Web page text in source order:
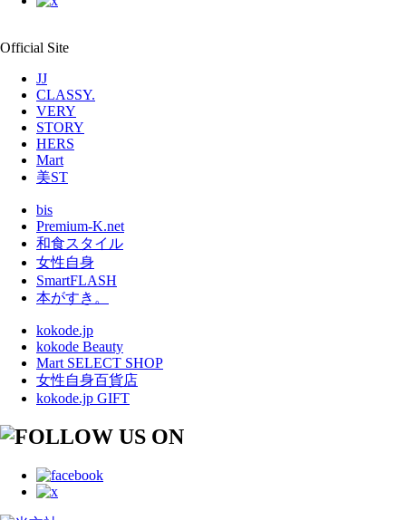
Official Site
JJ
CLASSY.
VERY
STORY
HERS
Mart
美ST
bis
Premium-K.net
和食スタイル
女性自身
SmartFLASH
本がすき。
kokode.jp
kokode Beauty
Mart SELECT SHOP
女性自身百貨店
kokode.jp GIFT